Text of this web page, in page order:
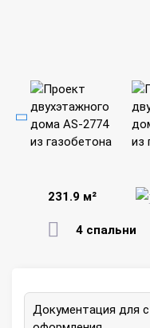
231.9 м²
4 спальни
Документация для